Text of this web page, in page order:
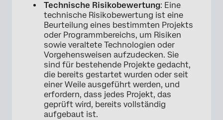
Technische Risikobewertung: Eine
technische Risikobewertung ist eine
Beurteilung eines bestimmten Projekts
oder Programmbereichs, um Risiken
sowie veraltete Technologien oder
Vorgehensweisen aufzudecken. Sie
sind für bestehende Projekte gedacht,
die bereits gestartet wurden oder seit
einer Weile ausgeführt werden, und
erfordern, dass jedes Projekt, das
geprüft wird, bereits vollständig
aufgebaut ist.